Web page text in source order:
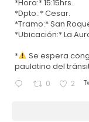
*Hora:* 15:15hrs.
*Dpto.:* Cesar.
*Tramo:* San
*Ubicación:* La
*
Se espera
paulatino del
0 2